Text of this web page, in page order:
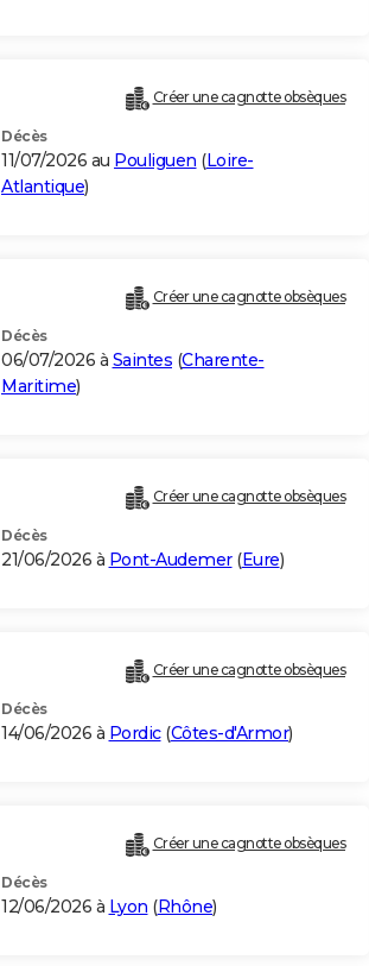
Créer une cagnotte obsèques
Décès
11/07/2026 au Pouliguen (Loire-
Atlantique)
Créer une cagnotte obsèques
Décès
06/07/2026 à Saintes (Charente-
Maritime)
Créer une cagnotte obsèques
Décès
21/06/2026 à Pont-Audemer(Eure)
Créer une cagnotte obsèques
Décès
14/06/2026 à Pordic(Côtes-d'Armor)
Créer une cagnotte obsèques
Décès
12/06/2026 à Lyon (Rhône)